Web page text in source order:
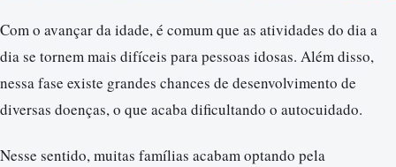
Com o avançar da idade, é comum que as atividades do dia a
dia se tornem mais difíceis para pessoas idosas. Além disso,
nessa fase existe grandes chances de desenvolvimento de
diversas doenças, o que acaba dificultando o autocuidado.
Nesse sentido, muitas famílias acabam optando pela